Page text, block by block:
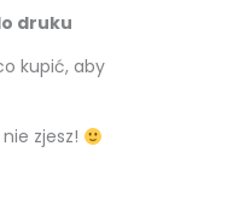
od
3,90 zł
do
12,90 zł
druku
kupić, aby
zjesz!